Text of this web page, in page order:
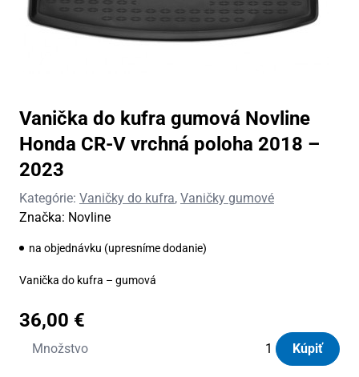
Vanička do kufra gumová Novline
Honda CR-V vrchná poloha 2018 –
2023
Kategórie: Vaničky do kufra, Vaničky gumové
Značka: Novline
na objednávku (upresníme dodanie)
Vanička do kufra – gumová
36,00 €
Množstvo
množstvo
Kúpiť